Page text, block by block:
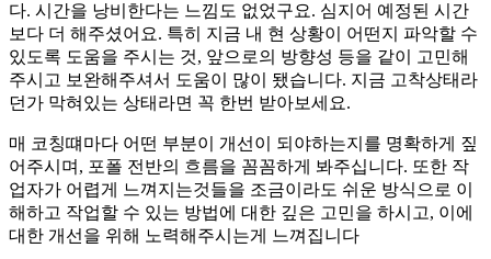
다. 시간을 낭비한다는 느낌도 없었구요. 심지어 예정된 시간
보다 더 해주셨어요. 특히 지금 내 현 상황이 어떤지 파악할 수
있도록 도움을 주시는 것, 앞으로의 방향성 등을 같이 고민해
주시고 보완해주셔서 도움이 많이 됐습니다. 지금 고착상태라
던가 막혀있는 상태라면 꼭 한번 받아보세요.
매 코칭떄마다 어떤 부분이 개선이 되야하는지를 명확하게 짚
어주시며, 포폴 전반의 흐름을 꼼꼼하게 봐주십니다. 또한 작
업자가 어렵게 느껴지는것들을 조금이라도 쉬운 방식으로 이
해하고 작업할 수 있는 방법에 대한 깊은 고민을 하시고, 이에
대한 개선을 위해 노력해주시는게 느껴집니다